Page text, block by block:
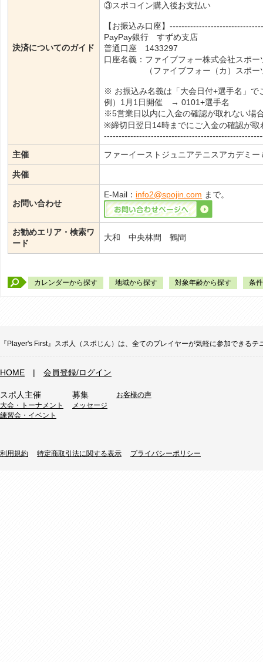
決済についてのガイド
③スポコイン購入後お支払い
【お振込み口座】
PayPay銀行 すずめ支店
普通口座 1433297
口座名義：ファイブフォー株式会社スポー
（ファイブフォー（カ）スポーツ
※ お振込み名義は「大会日付+選手名」で
例）1月1日開催 → 0101+選手名
※5営業日以内に入金の確認が取れない場
※締切日翌日14時までにご入金の確認が
主催
ファーイーストジュニアテニスアカデミ
共催
お問い合わせ
E-Mail： info2@spojin.com まで。
お勧めエリア・検索ワ
ード
大和 中央林間 鶴間
カレンダーから探す 地域から探す 対象年齢から探す 条
『Player's First』スポ人（スポじん）は、全てのプレイヤーが気軽に参加できる
HOME | 会員登録/ログイン
スポ人主催
大会・トーナメント
練習会・イベント
募集
メッセージ
お客様の声
利用規約 特定商取引法に関する表示 プライバシーポリシー